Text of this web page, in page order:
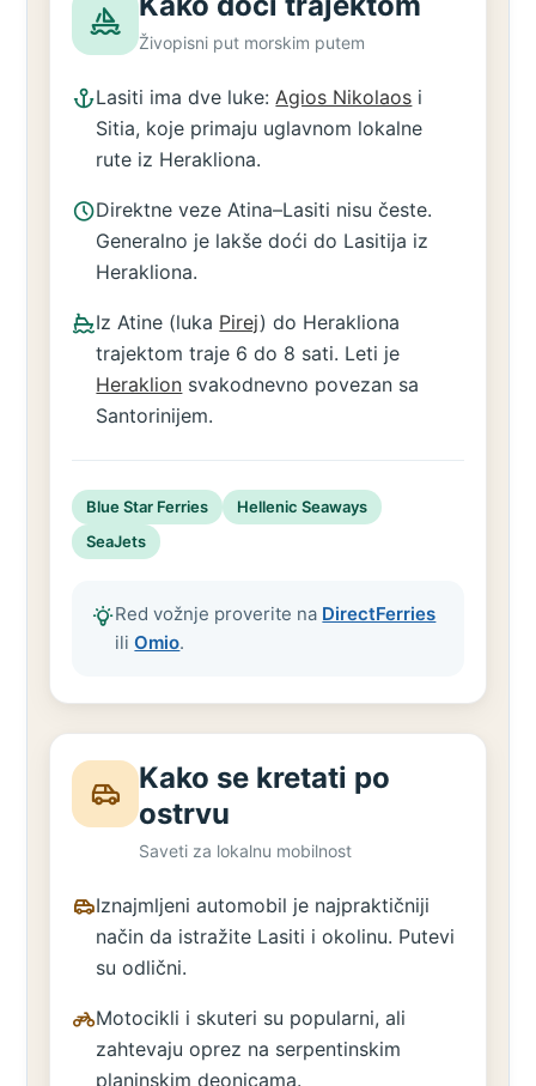
Živopisni put morskim putem
Lasiti ima dve luke:Agios Nikolaos i
Sitia, koje primaju uglavnom lokalne
rute iz Herakliona.
Direktne veze Atina–Lasiti nisu česte.
Generalno je lakše doći do Lasitija iz
Herakliona.
Iz Atine (luka Pirej) do Herakliona
trajektom traje 6 do 8 sati. Leti je
Heraklion svakodnevno povezan sa
Santorinijem.
Blue Star Ferries
Hellenic Seaways
SeaJets
Red vožnje proverite na DirectFerries
iliOmio.
Kako se kretati po
ostrvu
Saveti za lokalnu mobilnost
Iznajmljeni automobil je najpraktičniji
način da istražite Lasiti i okolinu. Putevi
su odlični.
Motocikli i skuteri su popularni, ali
zahtevaju oprez na serpentinskim
planinskim deonicama.